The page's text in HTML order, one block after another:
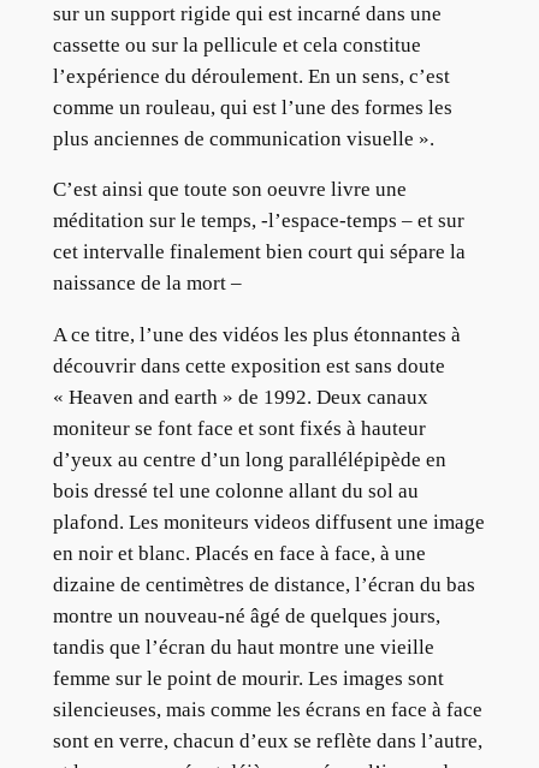
sur un support rigide qui est incarné dans une
cassette ou sur la pellicule et cela constitue
l’expérience du déroulement. En un sens, c’est
comme un rouleau, qui est l’une des formes les
plus anciennes de communication visuelle ».
C’est ainsi que toute son oeuvre livre une
méditation sur le temps, -l’espace-temps – et sur
cet intervalle finalement bien court qui sépare la
naissance de la mort –
A ce titre, l’une des vidéos les plus étonnantes à
découvrir dans cette exposition est sans doute
« Heaven and earth » de 1992. Deux canaux
moniteur se font face et sont fixés à hauteur
d’yeux au centre d’un long parallélépipède en
bois dressé tel une colonne allant du sol au
plafond. Les moniteurs videos diffusent une image
en noir et blanc. Placés en face à face, à une
dizaine de centimètres de distance, l’écran du bas
montre un nouveau-né âgé de quelques jours,
tandis que l’écran du haut montre une vieille
femme sur le point de mourir. Les images sont
silencieuses, mais comme les écrans en face à face
sont en verre, chacun d’eux se reflète dans l’autre,